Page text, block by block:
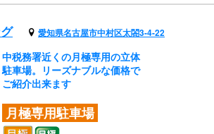
愛知県名古屋市中村区太閤3-4-22
中税務署近くの月極専用の立体
駐車場。リーズナブルな価格で
ご紹介出来ます
月極専用駐車場